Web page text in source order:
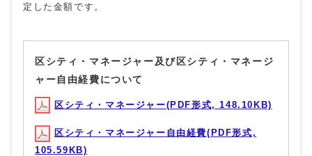
定した金額です。
区シティ・マネージャー及び区シティ・マネージ
ャー自由経費について
区シティ・マネージャー(PDF形式, 148.10KB)
区シティ・マネージャー自由経費(PDF形式,
105.59KB)